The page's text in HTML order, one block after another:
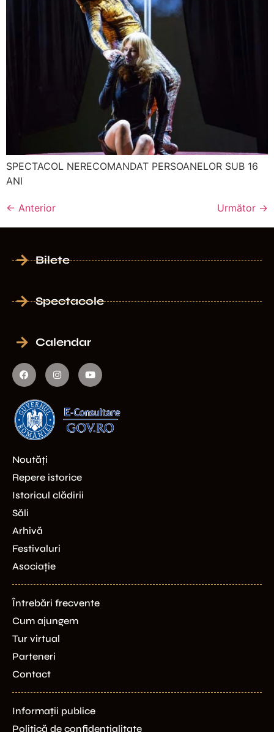
SPECTACOL NERECOMANDAT PERSOANELOR SUB 16
ANI
← Anterior Următor →
Bilete
Spectacole
Calendar
Noutăți
Repere istorice
Istoricul clădirii
Săli
Arhivă
Festivaluri
Asociație
Întrebări frecvente
Cum ajungem
Tur virtual
Parteneri
Contact
Informații publice
Politică de confidențialitate